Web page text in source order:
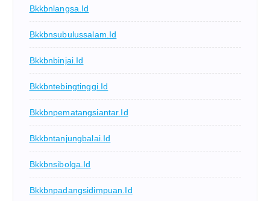
Bkkbnlangsa.id
Bkkbnsubulussalam.id
Bkkbnbinjai.id
Bkkbntebingtinggi.id
Bkkbnpematangsiantar.id
Bkkbntanjungbalai.id
Bkkbnsibolga.id
Bkkbnpadangsidimpuan.id